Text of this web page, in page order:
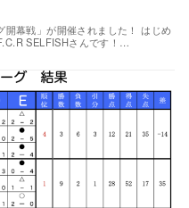
幕戦」が開催されました！ はじめ
SELFISHさんです！…